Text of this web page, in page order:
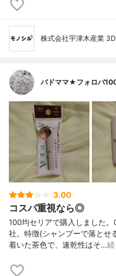
株式会社宇津木産業
バドママ★フォロバ
3.00
コスパ重視なら◎
100均セリアで購入しました
社。特徴{シャンプーで落とせ
着いた茶色で、速乾性はそ…